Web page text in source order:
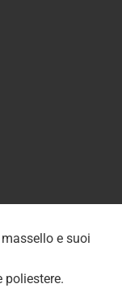
e suoi
poliestere.